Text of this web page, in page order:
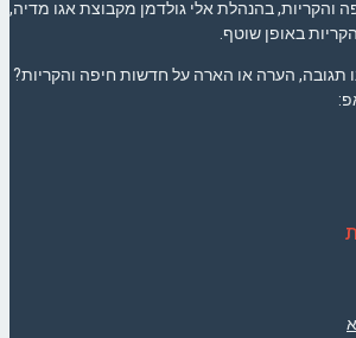
והקריות, בהנהלת אלי גולדמן מקבוצת אגו מדיה,
באופן שוטף.
תגובה, הערה או הארה על חדשות חיפה והקריות?